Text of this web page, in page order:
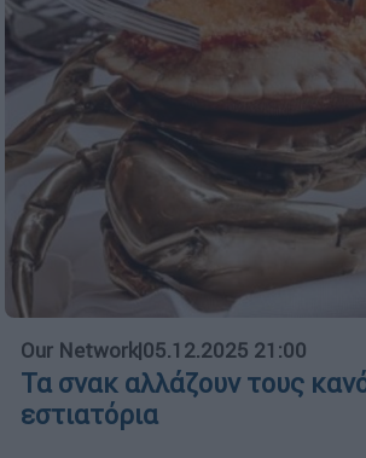
Our Network|05.12.2025 21:00
Τα σνακ αλλάζουν τους
εστιατόρια